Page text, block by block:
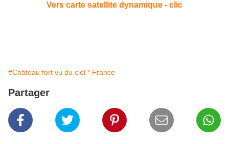
Vers carte satellite dynamique - clic
#Château fort vu du ciel * France
Partager